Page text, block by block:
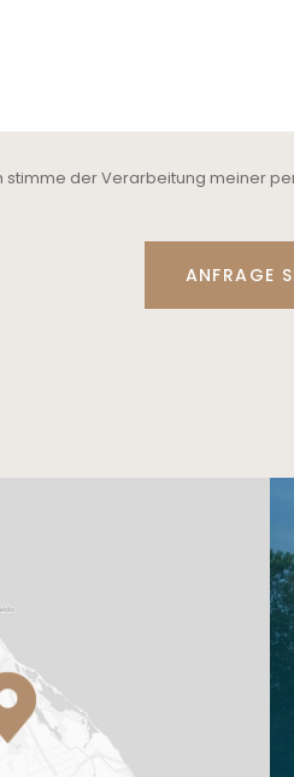
stimme der Verarbeitung meiner